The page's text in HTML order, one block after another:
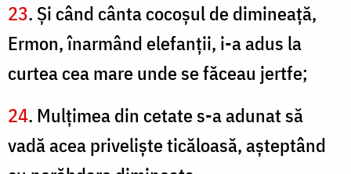
23. Şi când cânta cocoşul de dimineaţă,
Ermon, înarmând elefanţii, i-a adus la
curtea cea mare unde se făceau jertfe;
24. Mulţimea din cetate s-a adunat să
vadă acea privelişte ticăloasă, aşteptând